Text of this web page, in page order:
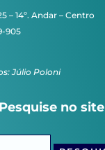
– 14º. Andar – Centro
905
Júlio Poloni
Pesquise no site